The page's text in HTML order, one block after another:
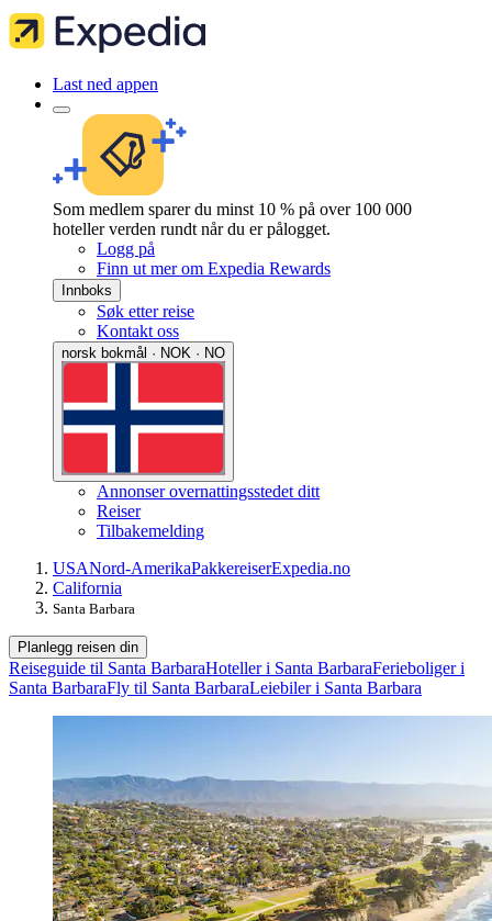
Last ned appen
Som medlem sparer du minst 10 % på over 100 000
hoteller verden rundt når du er pålogget.
Logg på
Finn ut mer om Expedia Rewards
Innboks
Søk etter reise
Kontakt oss
norsk bokmål · NOK · NO
Annonser overnattingsstedet ditt
Reiser
Tilbakemelding
USANord-AmerikaPakkereiserExpedia.no
California
Santa Barbara
Planlegg reisen din
Reiseguide til Santa BarbaraHoteller i Santa BarbaraFerieboliger i
Santa BarbaraFly til Santa BarbaraLeiebiler i Santa Barbara